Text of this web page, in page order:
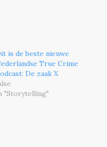
is de beste nieuwe
True Crime
De zaak X
"Storytelling"